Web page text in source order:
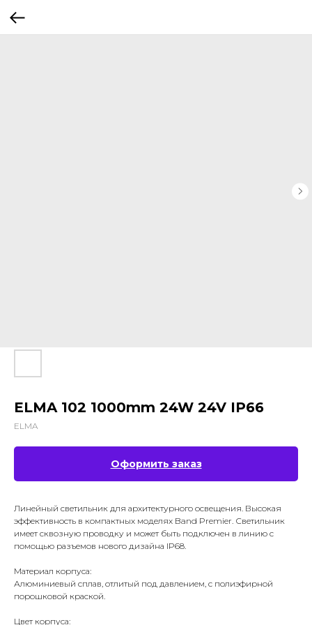
ELMA 102 1000mm 24W 24V IP66
ELMA
Оформить заказ
Линейный светильник для архитектурного освещения. Высокая
эффективность в компактных моделях Band Premier. Светильник
имеет сквозную проводку и может быть подключен в линию с
помощью разъемов нового дизайна IP68.
Материал корпуса:
Алюминиевый сплав, отлитый под давлением, с полиэфирной
порошковой краской.
Цвет корпуса: